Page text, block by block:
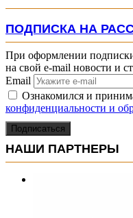
ПОДПИСКА НА
При оформлении
на свой e-mail новости и
Email
Ознакомился и
конфиденциальности и
Подписаться
НАШИ ПАРТНЕРЫ